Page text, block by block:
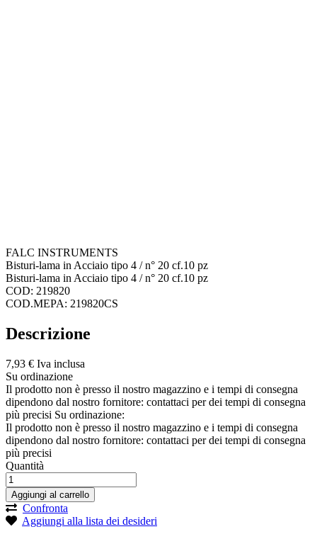
FALC INSTRUMENTS
Bisturi-lama in Acciaio tipo 4 / n° 20 cf.10 pz
Bisturi-lama in Acciaio tipo 4 / n° 20 cf.10 pz
COD: 219820
COD.MEPA: 219820CS
Descrizione
7,93 € Iva inclusa
Su ordinazione
Il prodotto non è presso il nostro magazzino e i tempi di consegna
dipendono dal nostro fornitore: contattaci per dei tempi di consegna
più precisi Su ordinazione:
Il prodotto non è presso il nostro magazzino e i tempi di consegna
dipendono dal nostro fornitore: contattaci per dei tempi di consegna
più precisi
Quantità
Aggiungi al carrello
Confronta
Aggiungi alla lista dei desideri